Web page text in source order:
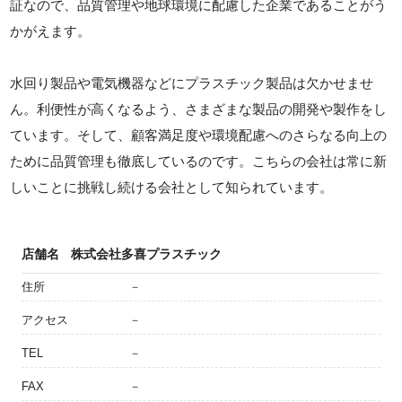
証なので、品質管理や地球環境に配慮した企業であることがう
かがえます。
水回り製品や電気機器などにプラスチック製品は欠かせませ
ん。利便性が高くなるよう、さまざまな製品の開発や製作をし
ています。そして、顧客満足度や環境配慮へのさらなる向上の
ために品質管理も徹底しているのです。こちらの会社は常に新
しいことに挑戦し続ける会社として知られています。
店舗名 株式会社多喜プラスチック
住所 －
アクセス －
TEL －
FAX －